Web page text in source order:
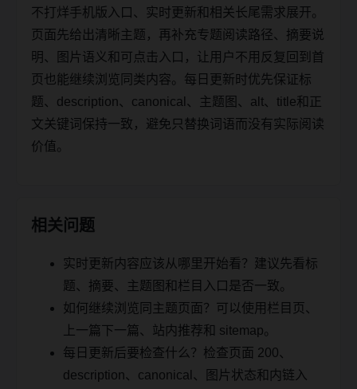
不打烊手机版入口、实时更新和相关长尾需求展开。
页面先给出清晰主题，再补充专题阅读路径、摘要说
明、图片语义和可点击入口，让用户不用反复回到首
页也能继续浏览同类内容。每日更新时优先保证标
题、description、canonical、主题图、alt、title和正
文关键词保持一致，避免只替换词语而没有实际阅读
价值。
相关问题
实时更新内容应该从哪里开始看？建议先看标
题、摘要、主题图和栏目入口是否一致。
如何继续浏览同主题页面？可以使用栏目页、
上一篇下一篇、站内推荐和 sitemap。
每日更新后要检查什么？检查页面 200、
description、canonical、图片状态和内链入